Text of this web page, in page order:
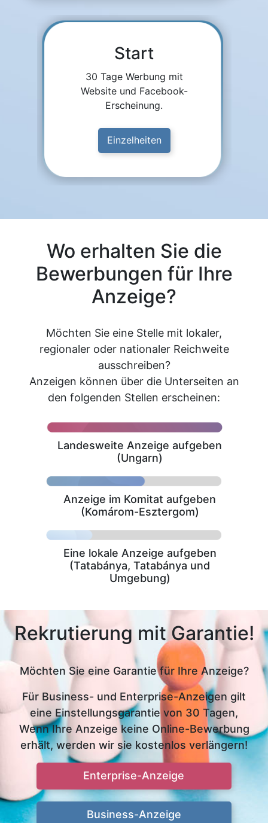
Start
30 Tage Werbung mit
Website und Facebook-
Erscheinung.
Einzelheiten
Wo erhalten Sie die
Bewerbungen für Ihre
Anzeige?
Möchten Sie eine Stelle mit lokaler,
regionaler oder nationaler Reichweite
ausschreiben?
Anzeigen können über die Unterseiten an
den folgenden Stellen erscheinen:
Landesweite Anzeige aufgeben
(Ungarn)
Anzeige im Komitat aufgeben
(Komárom-Esztergom)
Eine lokale Anzeige aufgeben
(Tatabánya, Tatabánya und
Umgebung)
Rekrutierung mit Garantie!
Möchten Sie eine Garantie für Ihre Anzeige?
Für Business- und Enterprise-Anzeigen gilt
eine Einstellungsgarantie von 30 Tagen,
Wenn Ihre Anzeige keine Online-Bewerbung
erhält, werden wir sie kostenlos verlängern!
Enterprise-Anzeige
Business-Anzeige